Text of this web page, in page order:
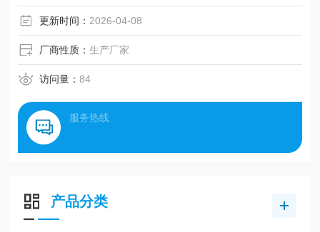
更新时间： 2026-04-08
厂商性质：生产厂家
访问量：84
服务热线
产品分类